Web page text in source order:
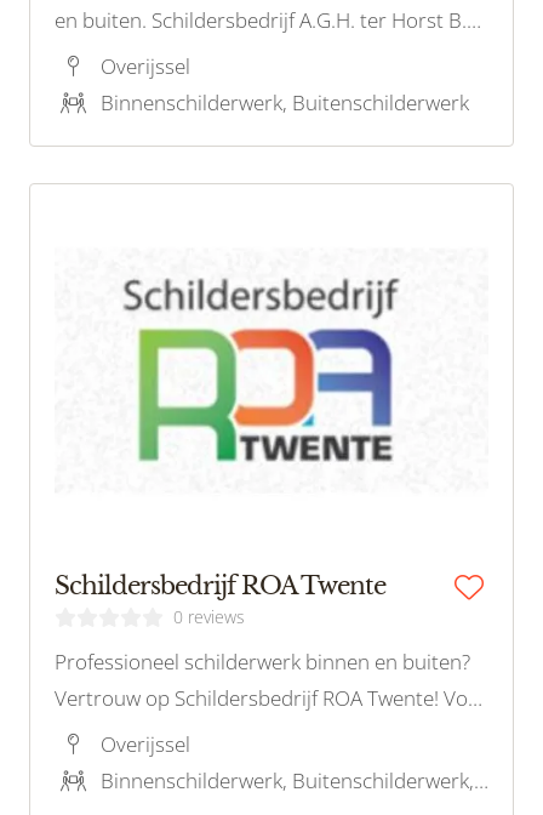
en buiten. Schildersbedrijf A.G.H. ter Horst B.V.
in Delden verfraait uw wereld met kleur!
Overijssel
Binnenschilderwerk, Buitenschilderwerk
Schildersbedrijf ROA Twente
0 reviews
Professioneel schilderwerk binnen en buiten?
Vertrouw op Schildersbedrijf ROA Twente! Voor
kwaliteit, vakmanschap en uitstekende service.
Vraag nu een offerte aan!
Overijssel
Binnenschilderwerk, Buitenschilderwerk, Behangwerk, Houtrotreparatie